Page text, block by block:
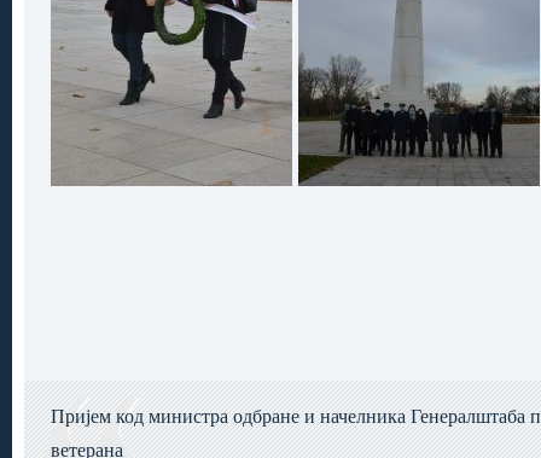
Пријем код министра одбране и начелника Генералштаба
ветерана